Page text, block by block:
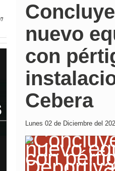
nuevo
con
Cebera
Lunes 02 de Diciembre del